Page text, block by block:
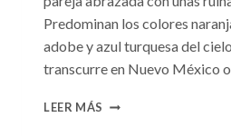
Predominan los colores
adobe y azul turquesa del
transcurre en Nuevo México
LEER MÁS CONSULTA